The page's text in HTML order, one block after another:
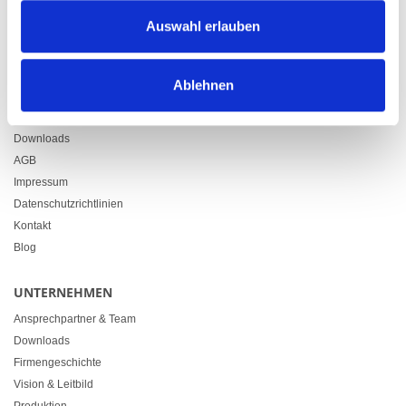
Auswahl erlauben
Ablehnen
Zürcherstrasse 37
LINKS
Downloads
AGB
Impressum
Datenschutzrichtlinien
Kontakt
Blog
UNTERNEHMEN
Ansprechpartner & Team
Downloads
Firmengeschichte
Vision & Leitbild